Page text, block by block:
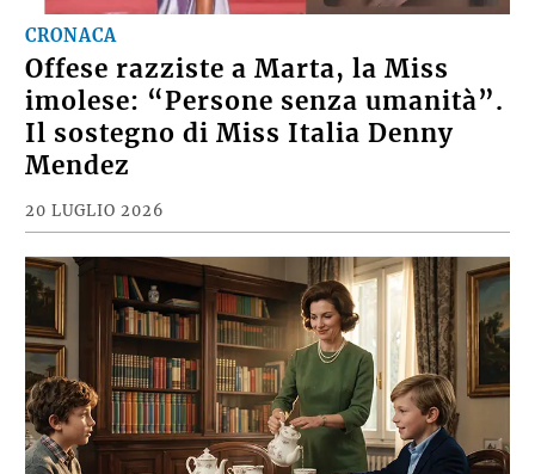
CRONACA
Offese razziste a Marta, la Miss
imolese: “Persone senza umanità”.
Il sostegno di Miss Italia Denny
Mendez
20 LUGLIO 2026